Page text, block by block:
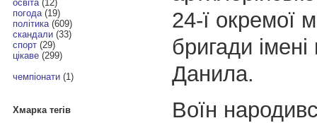
освіта(12)
погода(19)
політика(609)
скандали(33)
спорт(29)
цікаве(299)
чемпіонати(1)
Хмарка тегів
24-ї окремої
бригади
Данила.
Воїн